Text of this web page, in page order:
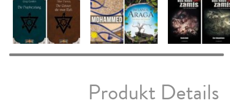
Produkt Details